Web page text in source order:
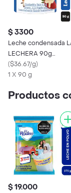
$ 3300
Leche condensada
LECHERA 90g
Doypack
($36.67/g)
1 X 90 g
Productos
$ 19.000